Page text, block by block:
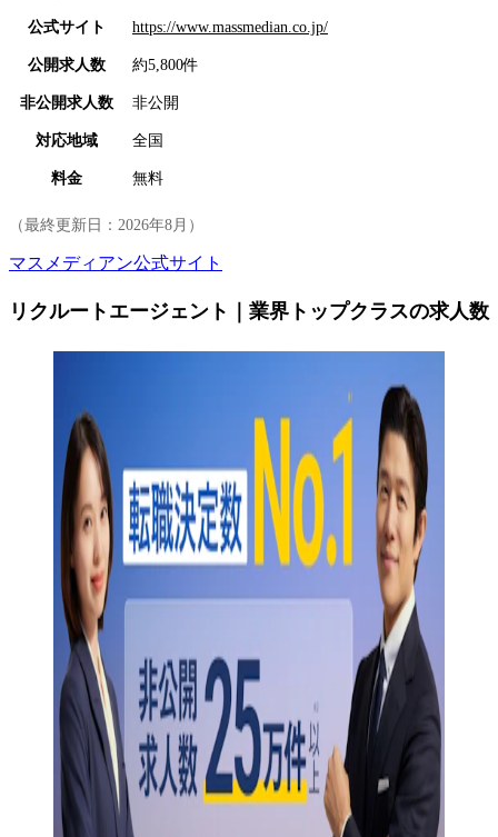
公式サイト https://www.massmedian.co.jp/
公開求人数 約5,800件
非公開求人数 非公開
対応地域 全国
料金 無料
（最終更新日： 2026年8月 ）
マスメディアン公式サイト
リクルートエージェント｜業界トップクラスの求人数